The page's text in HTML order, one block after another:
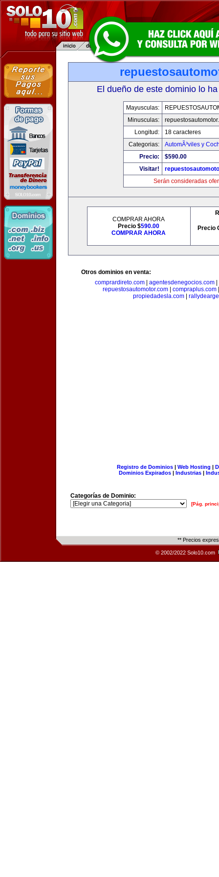
El dueño de este dominio lo
Mayusculas:
Minusculas:
Longitud:
18 caracteres
Categorias:
AutomÃ³viles y
Precio:
$590.00
Visitar!
Serán consideradas
COMPRAR AHORA
Precio $590.00
COMPRAR AHORA
Precio
Otros dominios en venta:
comprardireto.com| agentesdenegocios.com|
repuestosautomotor.com
compraplus.com
propiedadesla.com|
Registro de Dominios| Web Hosting |
Dominios Expirados | Industrias |
Categorías de Dominio:
[Pág.
** Precios
© 2002/2022 Solo10.com